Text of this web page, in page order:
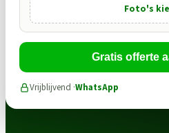
Foto's
Gratis offerte
Vrijblijvend ·WhatsApp